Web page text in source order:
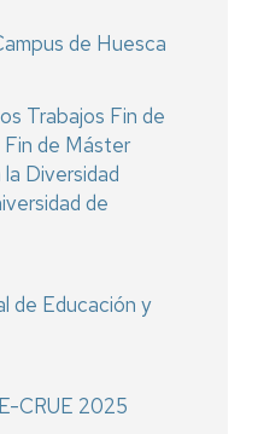
de Huesca
Trabajos Fin de
de Máster
Diversidad
de
de Educación y
CRUE 2025